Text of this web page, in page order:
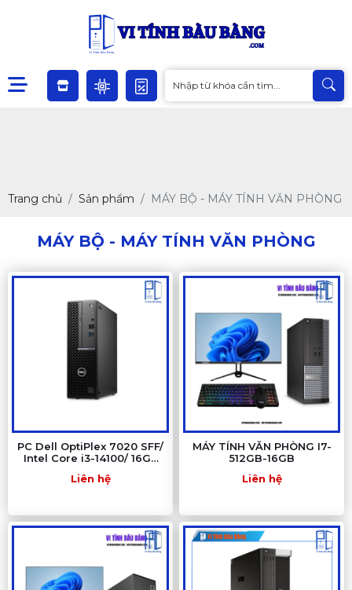
Trang chủ Sản phẩm MÁY BỘ - MÁY TÍNH VĂN PHÒNG
MÁY BỘ - MÁY TÍNH VĂN PHÒNG
PC Dell OptiPlex 7020 SFF/
Intel Core i3-14100/ 16Gb
Liên hệ
MÁY TÍNH VĂN PHÒNG I7-
512GB-16GB
Liên hệ